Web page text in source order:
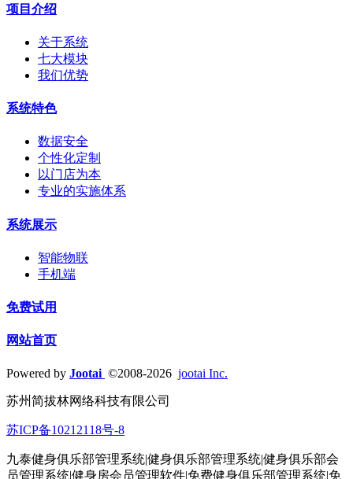
项目介绍
关于系统
七大模块
我们优势
系统特色
数据安全
个性化定制
以门店为本
专业的实施体系
系统展示
智能物联
手机端
免费试用
网站首页
Powered by Jootai ©2008-2026 jootai Inc.
苏州简拔林网络科技有限公司
苏ICP备10212118号-8
九泰健身俱乐部管理系统|健身俱乐部管理系统|健身俱乐部会
员管理系统|健身房会员管理软件|免费健身俱乐部管理系统|免